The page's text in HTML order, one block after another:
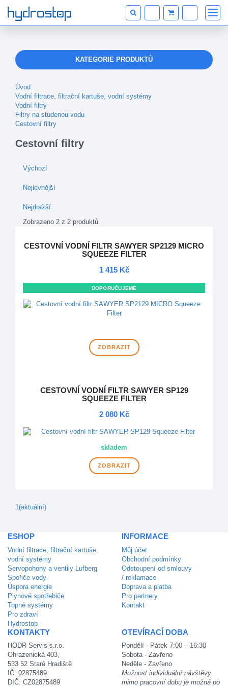
KATEGORIE PRODUKTŮ
Úvod
Vodní filtrace, filtrační kartuše, vodní systémy
Vodní filtry
Filtry na studenou vodu
Cestovní filtry
Cestovní filtry
Výchozí
Nejlevnější
Nejdražší
Zobrazeno 2 z 2 produktů
CESTOVNÍ VODNÍ FILTR SAWYER SP2129 MICRO
SQUEEZE FILTER
1 415 Kč
DOPORUČUJEME
ZOBRAZIT
CESTOVNÍ VODNÍ FILTR SAWYER SP129
SQUEEZE FILTER
2 080 Kč
skladem
ZOBRAZIT
1 (aktuální)
ESHOP
Vodní filtrace, filtrační kartuše,
vodní systémy
Servopohony a ventily Lufberg
Spořiče vody
Úspora energie
Plynové spotřebiče
Topné systémy
Pro zdraví
Hydrostop
INFORMACE
Můj účet
Obchodní podmínky
Odstoupení od smlouvy
/ reklamace
Doprava a platba
Pro partnery
Kontakt
KONTAKTY
HODR Servis s.r.o.
Ohrazenická 403,
533 52 Staré Hradiště
IČ: 02875489
DIČ: CZ02875489
OTEVÍRACÍ DOBA
Pondělí - Pátek 7:00 – 16:30
Sobota - Zavřeno
Neděle - Zavřeno
Možnost individuální návštěvy
mimo pracovní dobu je možná po